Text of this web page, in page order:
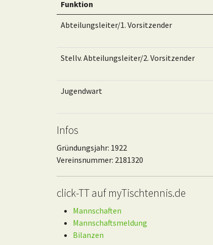
Funktion
Abteilungsleiter/1. Vorsitzender
Stellv. Abteilungsleiter/2. Vorsitzender
Jugendwart
Infos
Gründungsjahr: 1922
Vereinsnummer: 2181320
click-TT auf myTischtennis.de
Mannschaften
Mannschaftsmeldung
Bilanzen